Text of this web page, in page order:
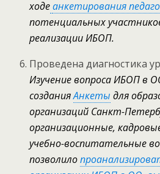
ходе анкетирования
потенциальных
реализации ИБОП.
Проведена диагностика
Изучение вопроса ИБОП в
созданияАнкеты для
организаций Санкт-
организационные,
учебно-воспитательные
позволило